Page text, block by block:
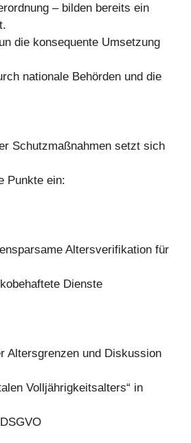
– bilden bereits ein
die konsequente Umsetzung
nationale Behörden und die
Schutzmaßnahmen setzt sich
Punkte ein:
Altersverifikation für
Dienste
Altersgrenzen und Diskussion
Volljährigkeitsalters“ in